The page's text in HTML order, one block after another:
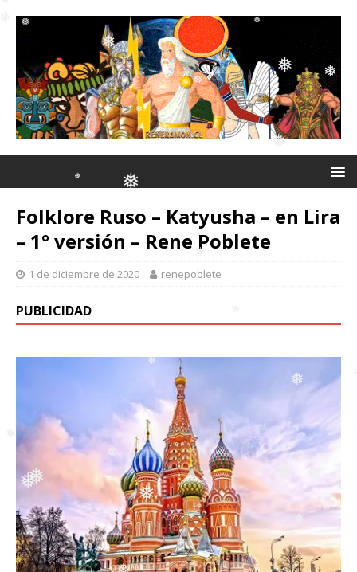
❅
❅
❅
❅
❅
❅
❅
❅
❅
❅
❅
❅ ❅ ❅
❅
Folklore Ruso – Katyusha – en Lira
– 1° versión – Rene Poblete
1 de diciembre de 2020 renepoblete
PUBLICIDAD